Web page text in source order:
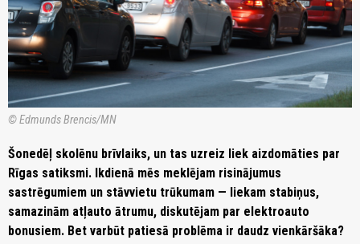
© Edmunds Brencis/MN
Šonedēļ skolēnu brīvlaiks, un tas uzreiz liek aizdomāties par
Rīgas satiksmi. Ikdienā mēs meklējam risinājumus
sastrēgumiem un stāvvietu trūkumam — liekam stabiņus,
samazinām atļauto ātrumu, diskutējam par elektroauto
bonusiem. Bet varbūt patiesā problēma ir daudz vienkāršāka?